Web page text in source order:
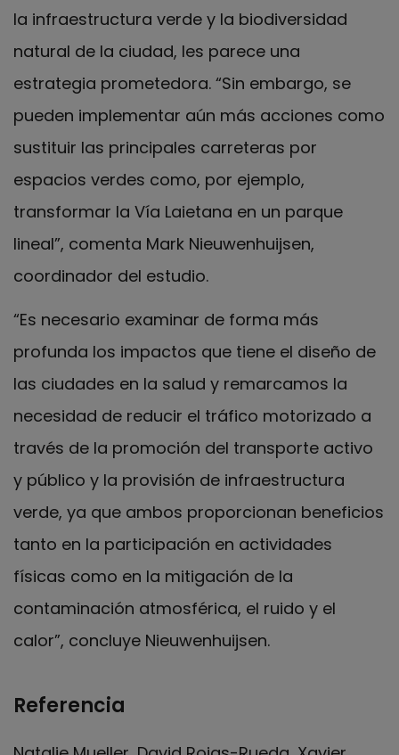
la infraestructura verde y la biodiversidad
natural de la ciudad, les parece una
estrategia prometedora. “Sin embargo, se
pueden implementar aún más acciones como
sustituir las principales carreteras por
espacios verdes como, por ejemplo,
transformar la Vía Laietana en un parque
lineal”, comenta Mark Nieuwenhuijsen,
coordinador del estudio.
“Es necesario examinar de forma más
profunda los impactos que tiene el diseño de
las ciudades en la salud y remarcamos la
necesidad de reducir el tráfico motorizado a
través de la promoción del transporte activo
y público y la provisión de infraestructura
verde, ya que ambos proporcionan beneficios
tanto en la participación en actividades
físicas como en la mitigación de la
contaminación atmosférica, el ruido y el
calor”, concluye Nieuwenhuijsen.
Referencia